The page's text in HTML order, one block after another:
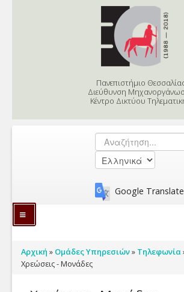
Πανεπιστήμιο
Διεύθυνση
Κέντρο Δικτύου
Φόρμα αναζήτησης
Αναζήτηση
Google Translate
Εφαρμογές Διοίκησης
eΓραμματεία
Γνωσιακή Βάση
Είστε εδώ
Αρχική » Ομάδες Υπηρεσιών» Τηλεφωνία
Χρεώσεις - Μονάδες